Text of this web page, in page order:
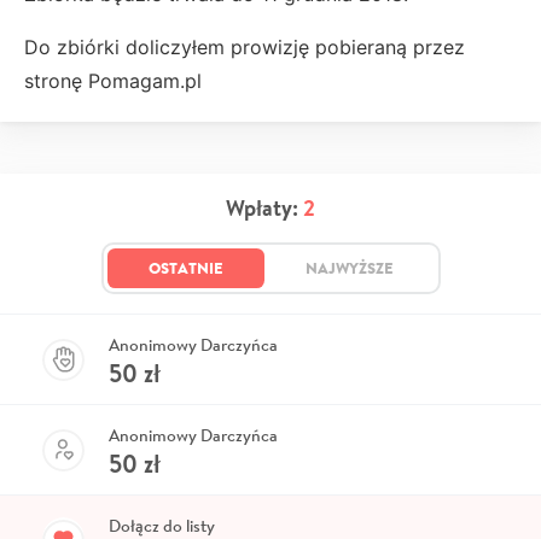
Do zbiórki doliczyłem prowizję pobieraną przez
stronę Pomagam.pl
Wpłaty: 2
OSTATNIE NAJWYŻSZE
Anonimowy Darczyńca
50 zł
Anonimowy Darczyńca
50 zł
Dołącz do listy